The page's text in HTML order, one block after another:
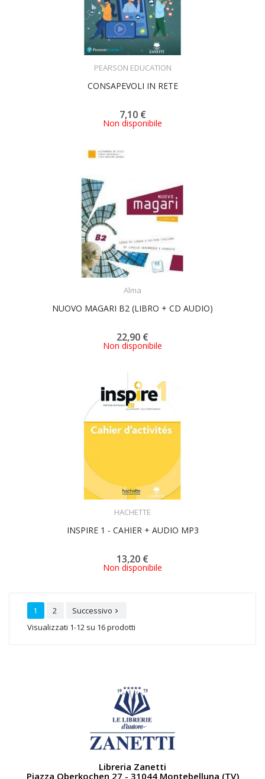
PEARSON EDUCATION
CONSAPEVOLI IN RETE
7,10 €
Non disponibile
Alma
NUOVO MAGARI B2 (LIBRO + CD AUDIO)
22,90 €
Non disponibile
HACHETTE
INSPIRE 1 - CAHIER + AUDIO MP3
13,20 €
Non disponibile
1 2 Successivo 
Visualizzati 1-12 su 16 prodotti
Libreria Zanetti
Piazza Oberkochen 27 - 31044 Montebelluna (TV)